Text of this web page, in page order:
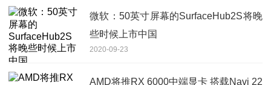
微软：50英寸屏幕的SurfaceHub2S将晚
些时候上市中国
2020-09-23
AMD将推RX 6000中端显卡 搭载Navi 22